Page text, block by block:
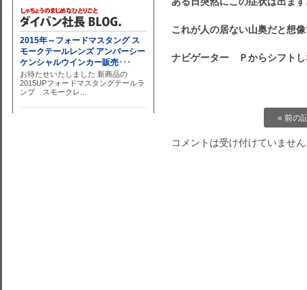
これが人の居ない山奥だと想
ナビゲーター Ｐからシフト
« 前の
コメントは受け付けていませ